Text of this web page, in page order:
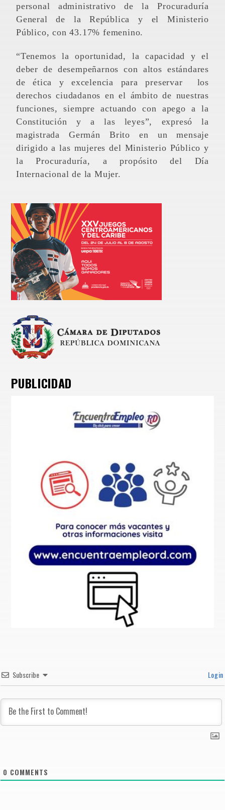
personal administrativo de la Procuraduría
General de la República y el Ministerio
Público, con 43.17% femenino.
“Tenemos la oportunidad, la capacidad y el
deber de desempeñarnos con altos estándares
de ética y excelencia para preservar los
derechos ciudadanos en el ámbito de nuestras
funciones, siempre actuando con apego a la
Constitución y a las leyes”, expresó la
magistrada Germán Brito en un mensaje
dirigido a las mujeres del Ministerio Público y
la Procuraduría, a propósito del Día
Internacional de la Mujer.
PUBLICIDAD
Subscribe Login
0 COMMENTS